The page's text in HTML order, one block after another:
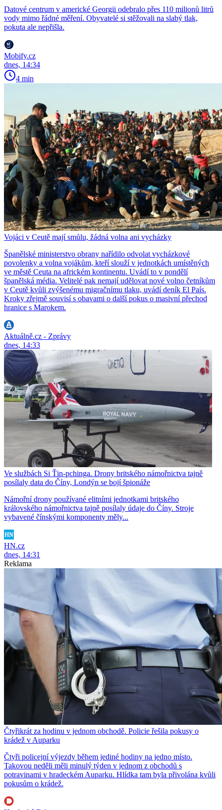
Datové centrum v americké Georgii odebralo přes 110 milionů litrů
vody mimo řádné měření. Obyvatelé si stěžovali na slabý tlak,
pokuta ale nepřišla.
Mobify.cz
dnes, 14:34
4 min
Vojáci v Ceutě mají smůlu, žádná volna ani vycházky
Španělské ministerstvo obrany nařídilo odvolat vycházkové
povolenky a volna vojákům, kteří slouží v jednotkách umístěných
ve městě Ceuta na africkém kontinentu. Uvádí to v pondělí
španělská média. Velitelé pak nemají udělovat nové volno četníkům
v Ceutě kvůli zvýšenému migračnímu tlaku, uvádí deník El País.
Kroky zřejmě souvisí s obavami o další pokus o masivní přechod
hranice s Marokem.
Aktuálně.cz - Zprávy
dnes, 14:33
Ve službách Si Ťin-pchinga. Drony britského námořnictva tajně
posílaly data do Číny, Londýn se bojí špionáže
Námořní drony používané elitními jednotkami britského
královského námořnictva tajně posílaly údaje do Číny. Stroje
vybavené čínskými komponenty měly...
HN.cz
dnes, 14:31
Reklama
Čtyřikrát za hodinu v jednom obchodě. Policie řešila pokusy o
krádež v Auparku
Čtyři policejní výjezdy během jediné hodiny na jedno místo.
Takovou neděli měli minulý týden v jednom z obchodů s
potravinami v hradeckém Auparku. Hlídka tam byla přivolána kvůli
pokusům o krádež.